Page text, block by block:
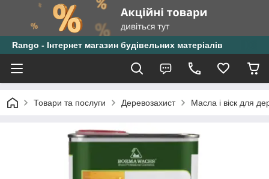
Rango - Інтернет магазин будівельних матеріалів
Товари та послуги Деревозахист Масла і віск для